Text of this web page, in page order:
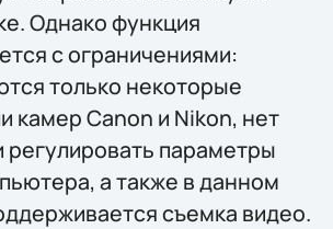
Однако функция
с ограничениями:
только некоторые
камер Canon и Nikon, нет
параметры
а также в данном
съемка видео.